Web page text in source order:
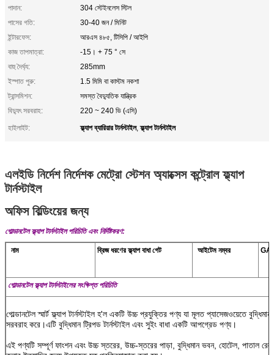
পাদান:
304 স্টেইনলেস স্টিল
পাসের গতি:
30-40 জন / মিনিট
ইন্টারফেস:
আরএস ৪৮৫, টিসিপি / আইপি
কাজ তাপমাত্রা:
-15। + 75 ° সে
বাহু দৈর্ঘ্য:
285mm
ইস্পাত পুরু:
1.5 মিমি বা কাস্টম নকশা
ট্রান্সমিশন:
সমস্ত বৈদ্যুতিক যান্ত্রিক
বিদ্যুৎ সরবরাহ:
220 ~ 240 ভি (এসি)
হাইলাইট:
ফ্ল্যাপ ব্যারিয়ার টার্নস্টাইল,ফ্ল্যাপ টার্নস্টাইল
এলইডি নির্দেশ নির্দেশক মেট্রো স্টেশন অ্যাক্সেস কন্ট্রোল ফ্ল্যাপ
টার্নস্টাইল
অফিস বিল্ডিংয়ের জন্য
গোল্ডানটেল ফ্ল্যাপ টার্নস্টাইল পরিচিতি এবং নির্দিষ্টকরণ:
নাম ব্রিজ ধরণের ফ্ল্যাপ বাধা গেট আইটেম নম্বর
গোল্ডানটেল ফ্ল্যাপ টার্নস্টাইলের সংক্ষিপ্ত পরিচিতি
গোল্ডানটেল স্মার্ট ফ্ল্যাপ টার্নস্টাইল হ'ল একটি উচ্চ প্রযুক্তির পণ্য যা মূলত প্যাসেজওয়েতে বুদ্ধিমান
সরবরাহ করে।এটি বুদ্ধিমান ট্রিপড টার্নস্টাইল এবং সুইং বাধা একটি আপগ্রেড পণ্য।
এই পণ্যটি সম্পূর্ণ ফাংশন এবং উচ্চ স্তরের, উচ্চ-স্তরের পাড়া, বুদ্ধিমান ভবন, হোটেল, পাতাল